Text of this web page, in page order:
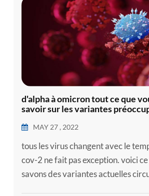
d'alpha à omicron tout ce que
savoir sur les variantes
MAY 27 , 2022
tous les virus changent avec le
cov-2 ne fait pas exception. voici
savons des variantes actuelles